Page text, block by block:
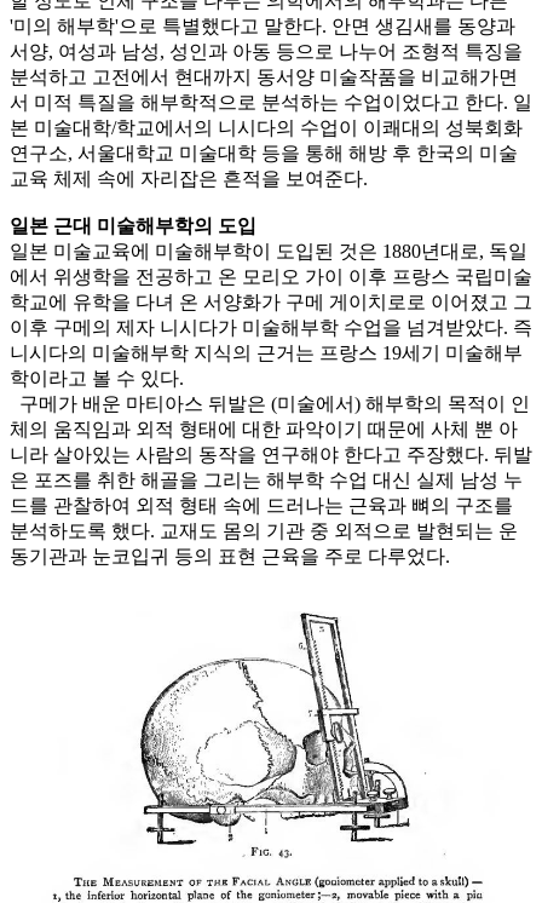
'미의 해부학'으로 특별했다고 말한다. 안면 생김새를 동양과
서양, 여성과 남성, 성인과 아동 등으로 나누어 조형적 특징을
분석하고 고전에서 현대까지 동서양 미술작품을 비교해가면
서 미적 특질을 해부학적으로 분석하는 수업이었다고 한다. 일
본 미술대학/학교에서의 니시다의 수업이 이쾌대의 성북회화
연구소, 서울대학교 미술대학 등을 통해 해방 후 한국의 미술
교육 체제 속에 자리잡은 흔적을 보여준다.
일본 근대 미술해부학의 도입
일본 미술교육에 미술해부학이 도입된 것은 1880년대로, 독일
에서 위생학을 전공하고 온 모리오 가이 이후 프랑스 국립미술
학교에 유학을 다녀 온 서양화가 구메 게이치로로 이어졌고 그
이후 구메의 제자 니시다가 미술해부학 수업을 넘겨받았다. 즉
니시다의 미술해부학 지식의 근거는 프랑스 19세기 미술해부
학이라고 볼 수 있다.
구메가 배운 마티아스 뒤발은 (미술에서) 해부학의 목적이 인
체의 움직임과 외적 형태에 대한 파악이기 때문에 사체 뿐 아
니라 살아있는 사람의 동작을 연구해야 한다고 주장했다. 뒤발
은 포즈를 취한 해골을 그리는 해부학 수업 대신 실제 남성 누
드를 관찰하여 외적 형태 속에 드러나는 근육과 뼈의 구조를
분석하도록 했다. 교재도 몸의 기관 중 외적으로 발현되는 운
동기관과 눈코입귀 등의 표현 근육을 주로 다루었다.